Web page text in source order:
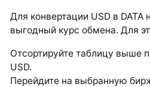
Для конвертации USD в DATA
выгодный курс обмена. Для
Отсортируйте таблицу выше
USD.
Перейдите на выбранную